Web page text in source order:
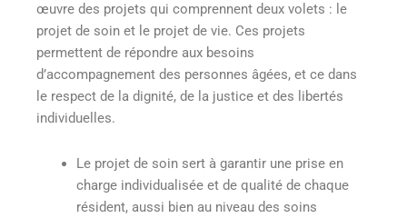
œuvre des projets qui comprennent deux volets : le
projet de soin et le projet de vie. Ces projets
permettent de répondre aux besoins
d’accompagnement des personnes âgées, et ce dans
le respect de la dignité, de la justice et des libertés
individuelles.
Le projet de soin sert à garantir une prise en
charge individualisée et de qualité de chaque
résident, aussi bien au niveau des soins